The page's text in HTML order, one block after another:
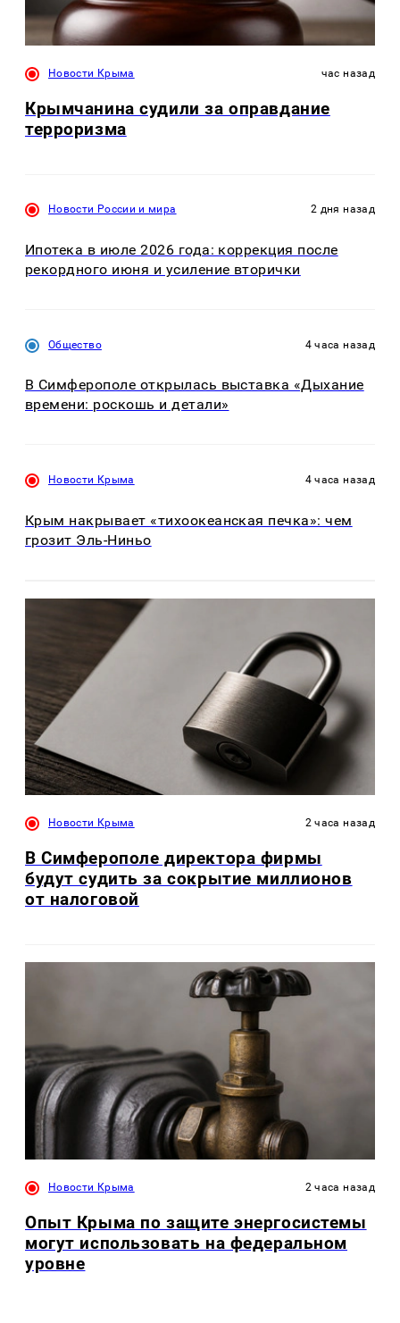
Новости Крыма час назад
Крымчанина судили за оправдание
терроризма
Новости России и мира 2 дня назад
Ипотека в июле 2026 года: коррекция после
рекордного июня и усиление вторички
Общество 4 часа назад
В Симферополе открылась выставка «Дыхание
времени: роскошь и детали»
Новости Крыма 4 часа назад
Крым накрывает «тихоокеанская печка»: чем
грозит Эль-Ниньо
Новости Крыма 2 часа назад
В Симферополе директора фирмы
будут судить за сокрытие миллионов
от налоговой
Новости Крыма 2 часа назад
Опыт Крыма по защите энергосистемы
могут использовать на федеральном
уровне